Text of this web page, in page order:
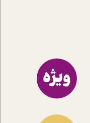
ویژه